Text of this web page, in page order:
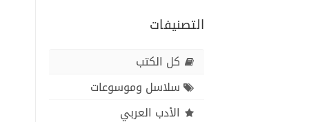
التصنيفات
كل الكتب
سلاسل وموسوعات
الأدب العربي